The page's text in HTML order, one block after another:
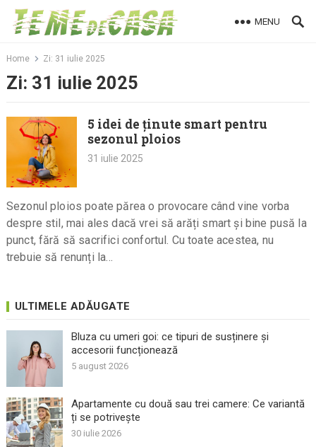
Skip
MENU
Home Zi: 31 iulie 2025
Zi: 31 iulie 2025
5 idei de ținute smart pentru
sezonul ploios
31 iulie 2025
Sezonul ploios poate părea o provocare când vine vorba
despre stil, mai ales dacă vrei să arăți smart și bine pusă la
punct, fără să sacrifici confortul. Cu toate acestea, nu
trebuie să renunți la…
ULTIMELE ADĂUGATE
Bluza cu umeri goi: ce tipuri de susținere și
accesorii funcționează
5 august 2026
Apartamente cu două sau trei camere: Ce variantă
ți se potrivește
30 iulie 2026